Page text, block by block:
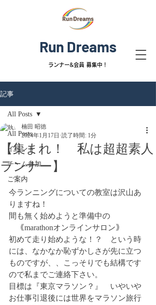
ランナー&会員 募集中！
Run Dreams
記事
All Posts
イベント
チーム参加
ご案内
All Posts
【集まれ！ 私は超超素人
ランナー】
楠田 昭徳
2024年1月17日 読了時間: 1分
今ランニングについての教室は沢山あ
りますね！
間も無く始めようと準備中の
｟marathonオンラインサロン｠
初めて走り始めような！？　という時
には、なかなか恥ずかしさが先に立つ
ものですが、、こっそりでも結構です
ので私までご連絡下さい。
目標は『東京マラソン？』　いやいや
お仕事引退後には世界をマラソン旅行